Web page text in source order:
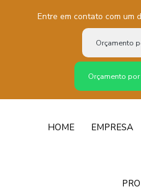
Entre em contato com um
Orçamento
Orçamento
HOME EMPRESA